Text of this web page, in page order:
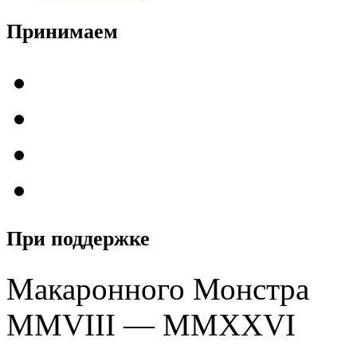
Принимаем
При поддержке
Макаронного Монстра
MMVIII — MMXXVI